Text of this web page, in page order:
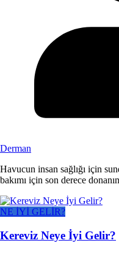
Derman
Havucun insan sağlığı için
bakımı için son derece
NE İYİ GELİR?
Kereviz Neye İyi Gelir?